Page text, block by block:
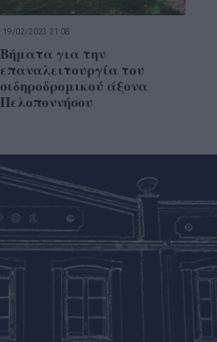
19/02/2023 21:08
Βήματα για την
επαναλειτουργία του
σιδηροδρομικού άξονα
Πελοποννήσου